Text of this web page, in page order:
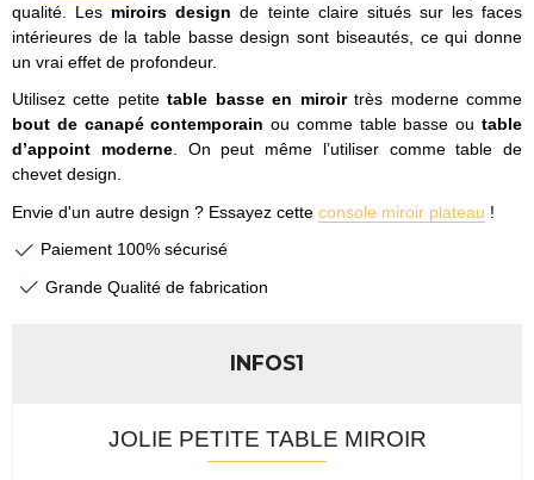
qualité. Les miroirs design de teinte claire situés sur les faces
intérieures de la table basse design sont biseautés, ce qui donne
un vrai effet de profondeur.
Utilisez cette petitetable basse en miroirtrès moderne comme
bout de canapé contemporainou comme table basse outable
d’appoint moderne. On peut même l’utiliser comme table de
chevet design.
Envie d'un autre design ? Essayez cette console miroir plateau !
Paiement 100% sécurisé
Grande Qualité de fabrication
INFOS1
JOLIE PETITE TABLE MIROIR